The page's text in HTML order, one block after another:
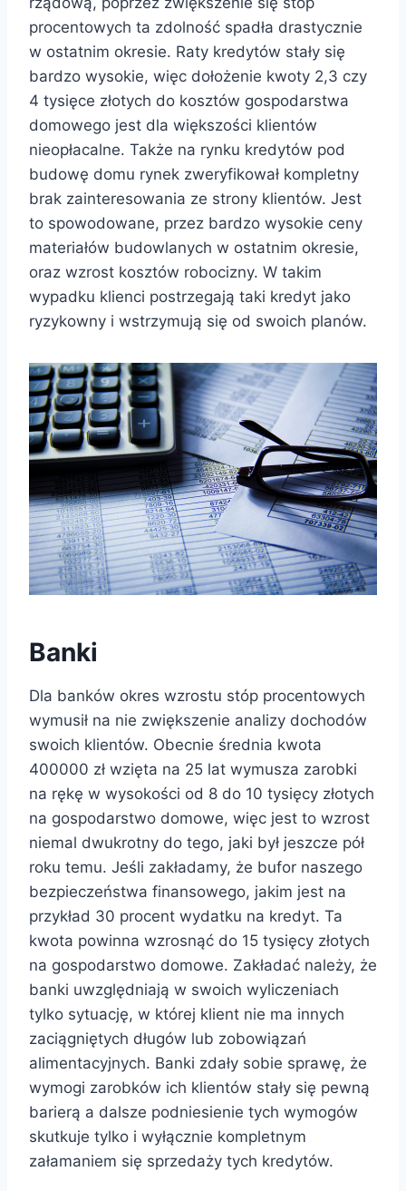
procentowych ta zdolność spadła drastycznie
w ostatnim okresie. Raty kredytów stały się
bardzo wysokie, więc dołożenie kwoty 2,3 czy
4 tysięce złotych do kosztów gospodarstwa
domowego jest dla większości klientów
nieopłacalne. Także na rynku kredytów pod
budowę domu rynek zweryfikował kompletny
brak zainteresowania ze strony klientów. Jest
to spowodowane, przez bardzo wysokie ceny
materiałów budowlanych w ostatnim okresie,
oraz wzrost kosztów robocizny. W takim
wypadku klienci postrzegają taki kredyt jako
ryzykowny i wstrzymują się od swoich planów.
Banki
Dla banków okres wzrostu stóp procentowych
wymusił na nie zwiększenie analizy dochodów
swoich klientów. Obecnie średnia kwota
400000 zł wzięta na 25 lat wymusza zarobki
na rękę w wysokości od 8 do 10 tysięcy złotych
na gospodarstwo domowe, więc jest to wzrost
niemal dwukrotny do tego, jaki był jeszcze pół
roku temu. Jeśli zakładamy, że bufor naszego
bezpieczeństwa finansowego, jakim jest na
przykład 30 procent wydatku na kredyt. Ta
kwota powinna wzrosnąć do 15 tysięcy złotych
na gospodarstwo domowe. Zakładać należy, że
banki uwzględniają w swoich wyliczeniach
tylko sytuację, w której klient nie ma innych
zaciągniętych długów lub zobowiązań
alimentacyjnych. Banki zdały sobie sprawę, że
wymogi zarobków ich klientów stały się pewną
barierą a dalsze podniesienie tych wymogów
skutkuje tylko i wyłącznie kompletnym
załamaniem się sprzedaży tych kredytów.